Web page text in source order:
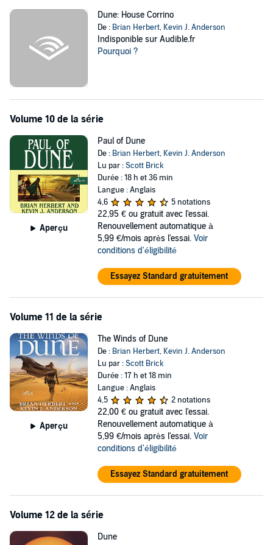
Dune: House Corrino
De : Brian Herbert, Kevin J. Anderson
Indisponible sur Audible.fr
Pourquoi ?
Volume 10 de la série
Aperçu
Paul of Dune
De : Brian Herbert, Kevin J. Anderson
Lu par :Scott Brick
Durée : 18 h et 36 min
Langue : Anglais
4,6
5 notations
22,95 € ou gratuit avec l'essai.
Renouvellement automatique à
5,99 €/mois après l'essai. Voir
conditions d'éligibilité
Essayez Standard gratuitement
Volume 11 de la série
Aperçu
The Winds of Dune
De : Brian Herbert, Kevin J. Anderson
Lu par :Scott Brick
Durée : 17 h et 18 min
Langue : Anglais
4,5
2 notations
22,00 € ou gratuit avec l'essai.
Renouvellement automatique à
5,99 €/mois après l'essai. Voir
conditions d'éligibilité
Essayez Standard gratuitement
Volume 12 de la série
Dune